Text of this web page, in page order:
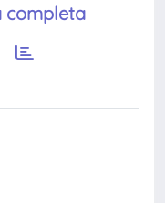
completa